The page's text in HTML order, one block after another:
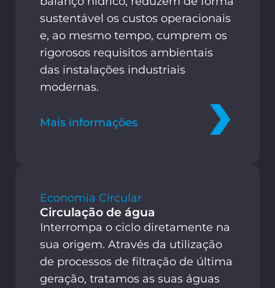
sustentável os custos operacionais
e, ao mesmo tempo, cumprem os
rigorosos requisitos ambientais
das instalações industriais
modernas.
Mais informações
Economia Circular
Circulação de água
Interrompa o ciclo diretamente na
sua origem. Através da utilização
de processos de filtração de última
geração, tratamos as suas águas